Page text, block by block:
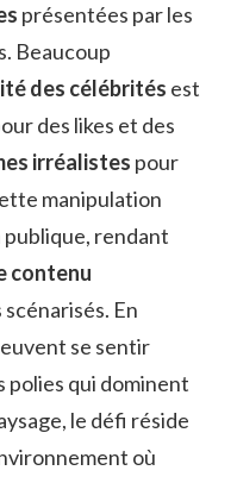
présentées par les
Beaucoup
des célébrités est
des likes et des
irréalistes pour
manipulation
rendant
contenu
En
se sentir
polies qui dominent
le défi réside
où